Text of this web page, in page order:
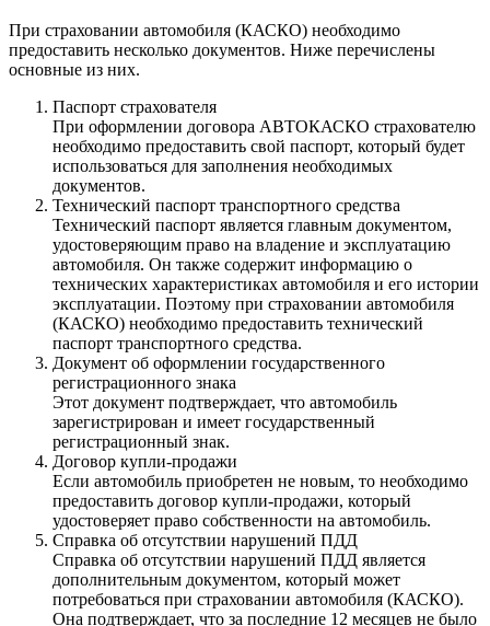
При страховании автомобиля (КАСКО) необходимо
предоставить несколько документов. Ниже перечислены
основные из них.
Паспорт страхователя
При оформлении договора АВТОКАСКО страхователю
необходимо предоставить свой паспорт, который будет
использоваться для заполнения необходимых
документов.
Технический паспорт транспортного средства
Технический паспорт является главным документом,
удостоверяющим право на владение и эксплуатацию
автомобиля. Он также содержит информацию о
технических характеристиках автомобиля и его истории
эксплуатации. Поэтому при страховании автомобиля
(КАСКО) необходимо предоставить технический
паспорт транспортного средства.
Документ об оформлении государственного
регистрационного знака
Этот документ подтверждает, что автомобиль
зарегистрирован и имеет государственный
регистрационный знак.
Договор купли-продажи
Если автомобиль приобретен не новым, то необходимо
предоставить договор купли-продажи, который
удостоверяет право собственности на автомобиль.
Справка об отсутствии нарушений ПДД
Справка об отсутствии нарушений ПДД является
дополнительным документом, который может
потребоваться при страховании автомобиля (КАСКО).
Она подтверждает, что за последние 12 месяцев не было